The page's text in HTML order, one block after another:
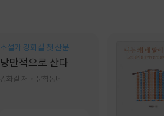
소설가 강화길 첫 산문
낭만적으로 산다
강화길 저 문학동네